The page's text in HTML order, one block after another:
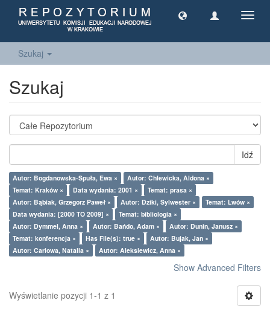
Szukaj
Szukaj
Idź
Autor: Bogdanowska-Spuła, Ewa ×
Autor: Chlewicka, Aldona ×
Temat: Kraków ×
Data wydania: 2001 ×
Temat: prasa ×
Autor: Bąbiak, Grzegorz Paweł ×
Autor: Dziki, Sylwester ×
Temat: Lwów ×
Data wydania: [2000 TO 2009] ×
Temat: bibliologia ×
Autor: Dymmel, Anna ×
Autor: Bańdo, Adam ×
Autor: Dunin, Janusz ×
Temat: konferencja ×
Has File(s): true ×
Autor: Bujak, Jan ×
Autor: Cariowa, Natalia ×
Autor: Aleksiewicz, Anna ×
Show Advanced Filters
Wyświetlanie pozycji 1-1 z 1